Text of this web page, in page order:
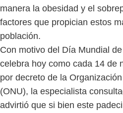
manera la obesidad y el
factores que propician estos
población.
Con motivo del Día Mundial
celebra hoy como cada 14 de
por decreto de la
(ONU), la especialista
advirtió que si bien este